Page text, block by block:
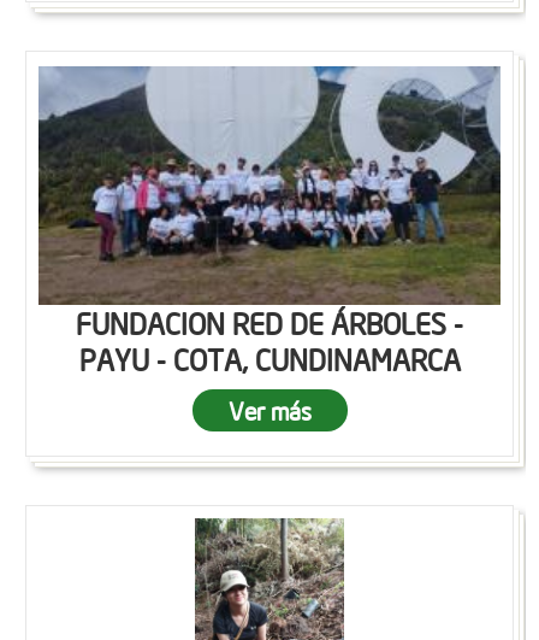
FUNDACION RED DE ÁRBOLES -
PAYU - COTA, CUNDINAMARCA
Ver más